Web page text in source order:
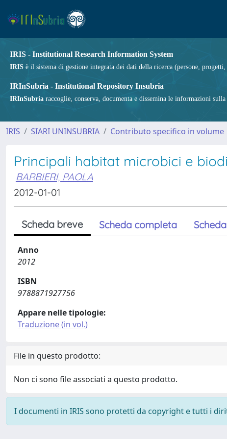
IRIS - Institutional Research Information System
IRIS è il sistema di gestione integrata dei dati della ricerca (persone,
IRInSubria - Institutional Repository Insubria
IRInSubria raccoglie, conserva, documenta e dissemina le informazioni
IRIS SIARI UNINSUBRIA Contributo specifico in volume
Principali habitat microbici e
BARBIERI, PAOLA
2012-01-01
Scheda breve Scheda completa
Anno
2012
ISBN
9788871927756
Appare nelle tipologie:
Traduzione (in vol.)
File in questo prodotto:
Non ci sono file associati a questo prodotto.
I documenti in IRIS sono protetti da copyright e tutti i